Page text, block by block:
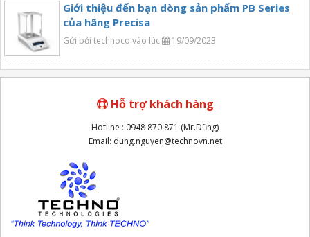
Giới thiệu đến bạn dòng sản phẩm PB Series
của hãng Precisa
Gửi bởi technoco vào lúc 19/09/2023
Hỗ trợ khách hàng
Hotline : 0948 870 871 (Mr.Dũng)
Email: dung.nguyen@technovn.net